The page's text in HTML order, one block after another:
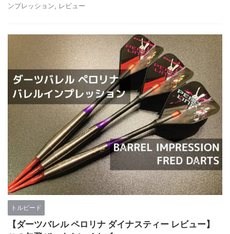
ンプレッション
レビュー
トルピード
【ダーツバレル ペロリナ ダイナスティー レビュー】